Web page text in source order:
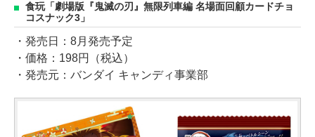
食玩「劇場版『鬼滅の刃』無限列車編 名場面回顧カードチョ
コスナック3」
・発売日：8月発売予定
・価格：198円（税込）
・発売元：バンダイ キャンディ事業部